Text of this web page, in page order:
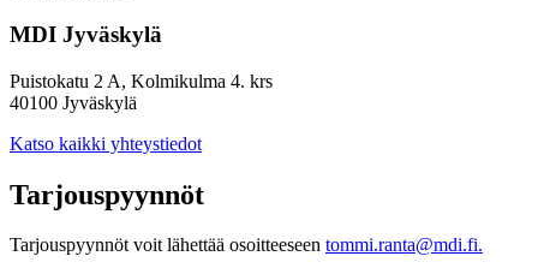
MDI Jyväskylä
Puistokatu 2 A, Kolmikulma 4. krs
40100 Jyväskylä
Katso kaikki yhteystiedot
Tarjouspyynnöt
Tarjouspyynnöt voit lähettää osoitteeseen tommi.ranta@mdi.fi.